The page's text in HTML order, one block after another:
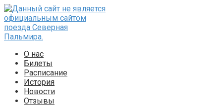
Перейти
к
контенту
О нас
Билеты
Расписание
История
Новости
Отзывы